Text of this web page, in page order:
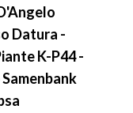
Datura -
K-P44 -